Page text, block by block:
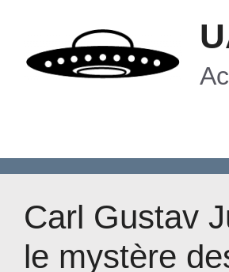
contenu
Carl Gustav
le mystère